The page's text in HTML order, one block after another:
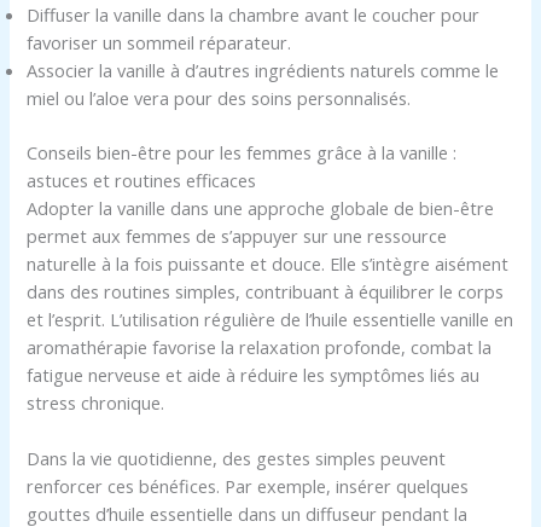
Diffuser la vanille dans la chambre avant le coucher pour
favoriser un sommeil réparateur.
Associer la vanille à d’autres ingrédients naturels comme le
miel ou l’aloe vera pour des soins personnalisés.
Conseils bien-être pour les femmes grâce à la vanille :
astuces et routines efficaces
Adopter la vanille dans une approche globale de bien-être
permet aux femmes de s’appuyer sur une ressource
naturelle à la fois puissante et douce. Elle s’intègre aisément
dans des routines simples, contribuant à équilibrer le corps
et l’esprit. L’utilisation régulière de l’huile essentielle vanille en
aromathérapie favorise la relaxation profonde, combat la
fatigue nerveuse et aide à réduire les symptômes liés au
stress chronique.
Dans la vie quotidienne, des gestes simples peuvent
renforcer ces bénéfices. Par exemple, insérer quelques
gouttes d’huile essentielle dans un diffuseur pendant la